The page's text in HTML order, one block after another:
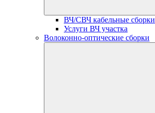
ВЧ/СВЧ кабельные сборки
Услуги ВЧ участка
Волоконно-оптические сборки